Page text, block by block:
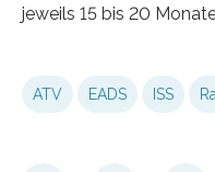
jeweils 15 bis 20
ATV EADS ISS